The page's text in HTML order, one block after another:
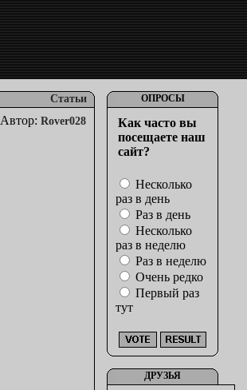
Статьи
Автор: Rover028
ОПРОСЫ
Как часто вы
посещаете наш
сайт?
Несколько
раз в день
Раз в день
Несколько
раз в неделю
Раз в неделю
Очень редко
Первый раз
тут
ДРУЗЬЯ